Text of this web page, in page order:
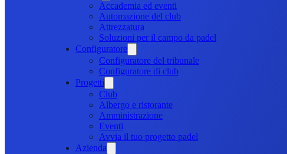
Accademia ed eventi
Automazione del club
Attrezzatura
Soluzioni per il campo da padel
Configuratore
Configuratore del tribunale
Configuratore di club
Progetti
Club
Albergo e ristorante
Amministrazione
Eventi
Avvia il tuo progetto padel
Azienda